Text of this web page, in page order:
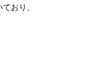
おり、